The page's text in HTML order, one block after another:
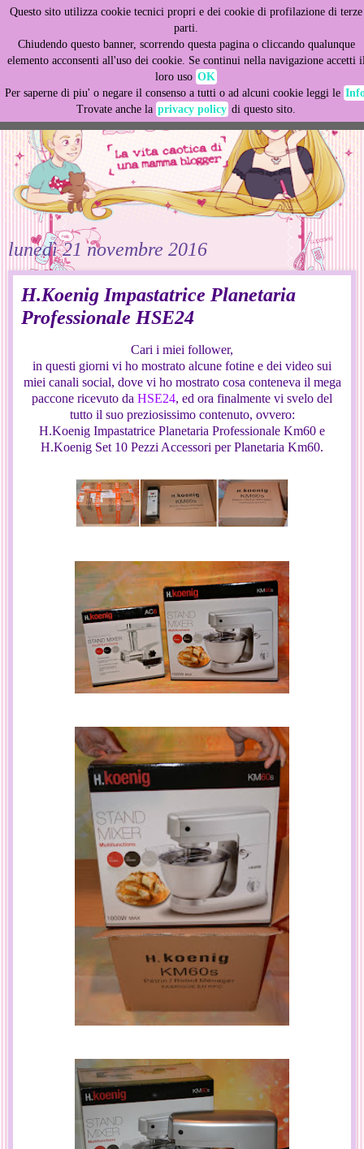
Questo sito utilizza cookie tecnici propri e dei cookie di profilazione di terze
parti.
Chiudendo questo banner, scorrendo questa pagina o cliccando qualunque
elemento acconsenti all'uso dei cookie. Se continui nella navigazione accetti
loro uso OK
Per saperne di piu' o negare il consenso a tutti o ad alcuni cookie leggi le
Trovate anche la privacy policy di questo sito.
lunedì 21 novembre 2016
H.Koenig Impastatrice Planetaria
Professionale HSE24
Cari i miei follower,
in questi giorni vi ho mostrato alcune fotine e dei video sui
miei canali social, dove vi ho mostrato cosa conteneva il mega
paccone ricevuto da HSE24, ed ora finalmente vi svelo del
tutto il suo preziosissimo contenuto, ovvero:
H.Koenig Impastatrice Planetaria Professionale Km60 e
H.Koenig Set 10 Pezzi Accessori per Planetaria Km60.
This site uses cookies from Google to deliver its services
and to analyze traffic. Your IP address and user-agent are
shared with Google along with performance and security
metrics to ensure quality of service, generate usage
statistics, and to detect and address abuse.
LEARN MORE GOT IT